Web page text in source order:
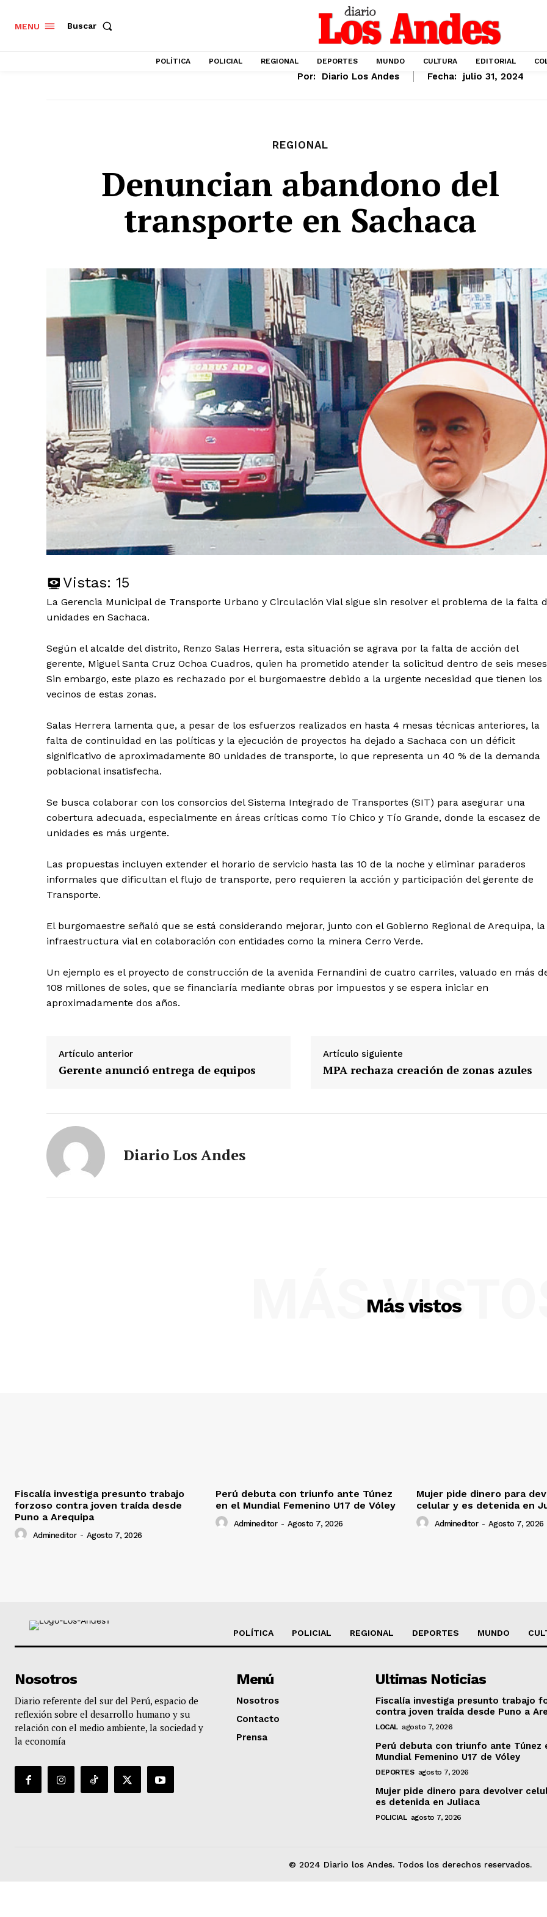
Diario los Andes
Nosotros
Contacto
MENU Buscar
POLÍTICA POLICIAL REGIONAL DEPORTES MUNDO CULTURA EDITORIAL
Por: Diario Los Andes Fecha: julio 31, 2024
REGIONAL
Denuncian abandono del
transporte en Sachaca
Vistas: 15
La Gerencia Municipal de Transporte Urbano y Circulación Vial sigue sin resolver el problema de la falta
unidades en Sachaca.
Según el alcalde del distrito, Renzo Salas Herrera, esta situación se agrava por la falta de acción del
gerente, Miguel Santa Cruz Ochoa Cuadros, quien ha prometido atender la solicitud dentro de seis
Sin embargo, este plazo es rechazado por el burgomaestre debido a la urgente necesidad que tienen los
vecinos de estas zonas.
Salas Herrera lamenta que, a pesar de los esfuerzos realizados en hasta 4 mesas técnicas anteriores, la
falta de continuidad en las políticas y la ejecución de proyectos ha dejado a Sachaca con un déficit
significativo de aproximadamente 80 unidades de transporte, lo que representa un 40 % de la demanda
poblacional insatisfecha.
Se busca colaborar con los consorcios del Sistema Integrado de Transportes (SIT) para asegurar una
cobertura adecuada, especialmente en áreas críticas como Tío Chico y Tío Grande, donde la escasez de
unidades es más urgente.
Las propuestas incluyen extender el horario de servicio hasta las 10 de la noche y eliminar paraderos
informales que dificultan el flujo de transporte, pero requieren la acción y participación del gerente de
Transporte.
El burgomaestre señaló que se está considerando mejorar, junto con el Gobierno Regional de Arequipa, la
infraestructura vial en colaboración con entidades como la minera Cerro Verde.
Un ejemplo es el proyecto de construcción de la avenida Fernandini de cuatro carriles, valuado en más
108 millones de soles, que se financiaría mediante obras por impuestos y se espera iniciar en
aproximadamente dos años.
Artículo anterior
Gerente anunció entrega de equipos
Artículo siguiente
MPA rechaza creación de zonas azules
Diario Los Andes
Más vistos
MÁS
Fiscalía investiga presunto trabajo
forzoso contra joven traída desde
Puno a Arequipa
Admineditor - Agosto 7, 2026
Perú debuta con triunfo ante Túnez
en el Mundial Femenino U17 de Vóley
Admineditor - Agosto 7, 2026
Mujer pide dinero para
celular y es detenida en
Admineditor - Agosto 7, 2026
POLÍTICA POLICIAL REGIONAL DEPORTES MUNDO
Nosotros
Diario referente del sur del Perú, espacio de
reflexión sobre el desarrollo humano y su
relación con el medio ambiente, la sociedad y
la economía
Menú
Nosotros
Contacto
Prensa
Ultimas Noticias
Fiscalía investiga presunto trabajo
contra joven traída desde Puno a
LOCAL agosto 7, 2026
Perú debuta con triunfo ante Túnez
Mundial Femenino U17 de Vóley
DEPORTES agosto 7, 2026
Mujer pide dinero para devolver
es detenida en Juliaca
POLICIAL agosto 7, 2026
© 2024 Diario los Andes. Todos los derechos reservados.